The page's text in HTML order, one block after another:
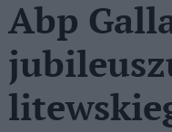
Abp